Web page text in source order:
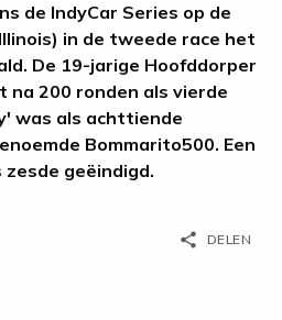
de IndyCar Series op de
in de tweede race het
De 19-jarige Hoofddorper
na 200 ronden als vierde
was als achttiende
Bommarito500. Een
geëindigd.
share DELEN